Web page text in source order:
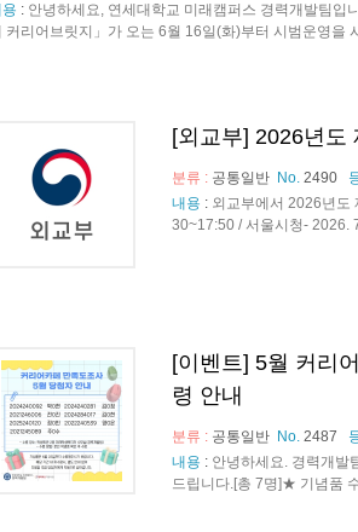
: 안녕하세요, 연세대학교 미래캠퍼스 경력개발팀입
커리어브릿지」가 오는 6월 16일(화)부터 시범운영을
[외교부] 2026년도
분류 : 공통일반 No. 2490
내용 : 외교부에서 2026년도
30~17:50 / 서울시청- 2026.
[이벤트] 5월 커리
령 안내
분류 : 공통일반 No. 2487
내용 : 안녕하세요. 경력개발
드립니다.[총 7명]★ 기념품